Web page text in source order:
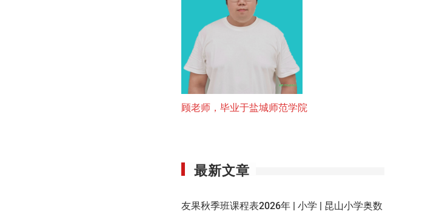
顾老师，毕业于盐城师范学院
最新文章
友果秋季班课程表2026年 | 小学 | 昆山小学奥数